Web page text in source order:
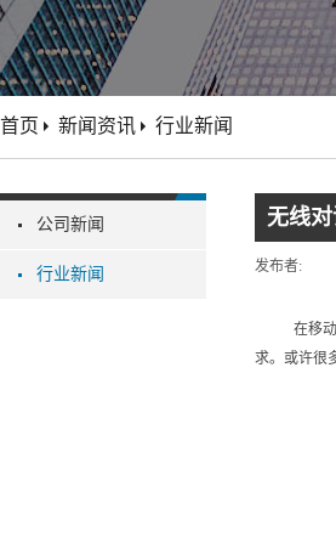
公司新闻
行业新闻
首页 新闻资讯 行业新闻
无线
发布者:
在移
求。或许很